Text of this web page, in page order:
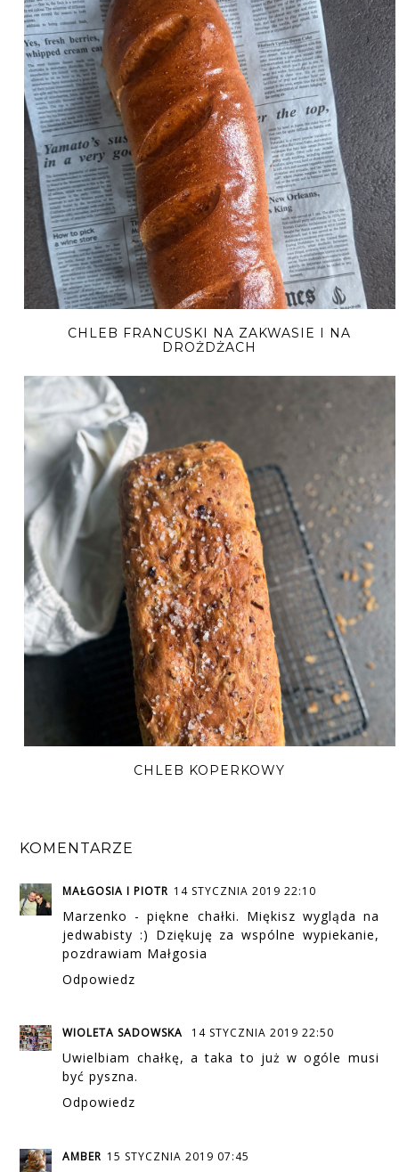
CHLEB FRANCUSKI NA ZAKWASIE I NA
DROŻDŻACH
CHLEB KOPERKOWY
KOMENTARZE
MAŁGOSIA I PIOTR 14 STYCZNIA 2019 22:10
Marzenko - piękne chałki. Miękisz wygląda na
jedwabisty :) Dziękuję za wspólne wypiekanie,
pozdrawiam Małgosia
Odpowiedz
WIOLETA SADOWSKA 14 STYCZNIA 2019 22:50
Uwielbiam chałkę, a taka to już w ogóle musi
być pyszna.
Odpowiedz
AMBER 15 STYCZNIA 2019 07:45